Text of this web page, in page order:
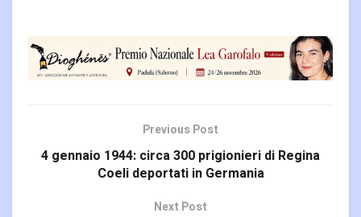
Previous Post
4 gennaio 1944: circa 300 prigionieri di Regina
Coeli deportati in Germania
Next Post